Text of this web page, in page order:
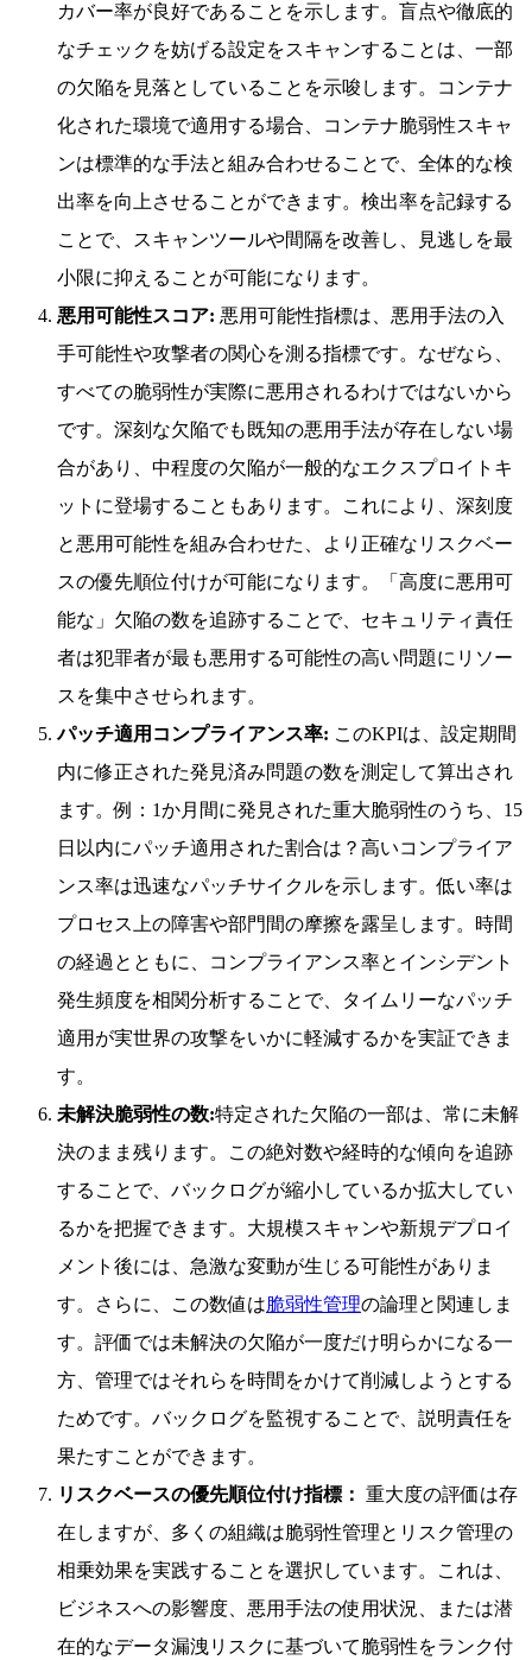
カバー率が良好であることを示します。盲点や徹底的
なチェックを妨げる設定をスキャンすることは、一部
の欠陥を見落としていることを示唆します。コンテナ
化された環境で適用する場合、コンテナ脆弱性スキャ
ンは標準的な手法と組み合わせることで、全体的な検
出率を向上させることができます。検出率を記録する
ことで、スキャンツールや間隔を改善し、見逃しを最
小限に抑えることが可能になります。
悪用可能性スコア: 悪用可能性指標は、悪用手法の入
手可能性や攻撃者の関心を測る指標です。なぜなら、
すべての脆弱性が実際に悪用されるわけではないから
です。深刻な欠陥でも既知の悪用手法が存在しない場
合があり、中程度の欠陥が一般的なエクスプロイトキ
ットに登場することもあります。これにより、深刻度
と悪用可能性を組み合わせた、より正確なリスクベー
スの優先順位付けが可能になります。「高度に悪用可
能な」欠陥の数を追跡することで、セキュリティ責任
者は犯罪者が最も悪用する可能性の高い問題にリソー
スを集中させられます。
パッチ適用コンプライアンス率: このKPIは、設定期間
内に修正された発見済み問題の数を測定して算出され
ます。例：1か月間に発見された重大脆弱性のうち、15
日以内にパッチ適用された割合は？高いコンプライア
ンス率は迅速なパッチサイクルを示します。低い率は
プロセス上の障害や部門間の摩擦を露呈します。時間
の経過とともに、コンプライアンス率とインシデント
発生頻度を相関分析することで、タイムリーなパッチ
適用が実世界の攻撃をいかに軽減するかを実証できま
す。
未解決脆弱性の数:特定された欠陥の一部は、常に未解
決のまま残ります。この絶対数や経時的な傾向を追跡
することで、バックログが縮小しているか拡大してい
るかを把握できます。大規模スキャンや新規デプロイ
メント後には、急激な変動が生じる可能性がありま
す。さらに、この数値は脆弱性管理の論理と関連しま
す。評価では未解決の欠陥が一度だけ明らかになる一
方、管理ではそれらを時間をかけて削減しようとする
ためです。バックログを監視することで、説明責任を
果たすことができます。
リスクベースの優先順位付け指標： 重大度の評価は存
在しますが、多くの組織は脆弱性管理とリスク管理の
相乗効果を実践することを選択しています。これは、
ビジネスへの影響度、悪用手法の使用状況、または潜
在的なデータ漏洩リスクに基づいて脆弱性をランク付